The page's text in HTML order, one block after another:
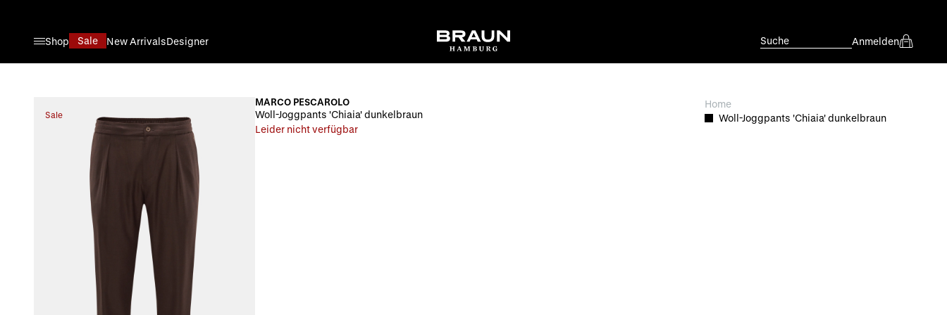
Shop
Sale New ArrivalsDesigner Suche Anmelden
Sale
MARCO PESCAROLO
Woll-Joggpants 'Chiaia' dunkelbraun
Leider nicht verfügbar
Home
Woll-Joggpants 'Chiaia' dunkelbraun